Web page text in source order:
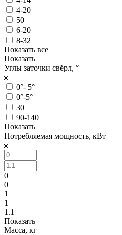
4-20
50
6-20
8-32
Показать все
Показать
Углы заточки свёрл, °
0°- 5°
0°-5°
30
90-140
Показать
Потребляемая мощность, кВт
0
0
1
1
1.1
Показать
Масса, кг